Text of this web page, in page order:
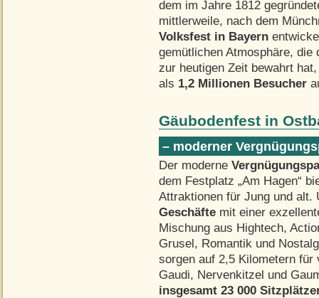
dem im Jahre 1812
mittlerweile, nach dem
Volksfest in Bayern
gemütlichen Atmosphäre,
zur heutigen Zeit bewahrt
als 1,2 Millionen Besucher
Gäubodenfest in
– moderner
Der moderne
dem Festplatz „Am Hagen“
Attraktionen für Jung und alt.
Geschäfte mit einer
Mischung aus Hightech,
Grusel, Romantik und
sorgen auf 2,5 Kilometern für
Gaudi, Nervenkitzel und
insgesamt 23 000